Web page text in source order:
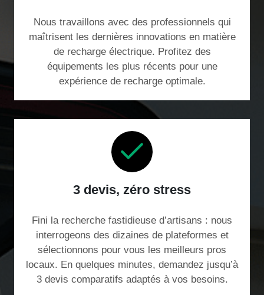
Nous travaillons avec des professionnels qui
maîtrisent les dernières innovations en matière
de recharge électrique. Profitez des
équipements les plus récents pour une
expérience de recharge optimale.
3 devis, zéro stress
Fini la recherche fastidieuse d’artisans : nous
interrogeons des dizaines de plateformes et
sélectionnons pour vous les meilleurs pros
locaux. En quelques minutes, demandez jusqu’à
3 devis comparatifs adaptés à vos besoins.